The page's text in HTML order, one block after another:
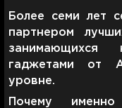
Более семи лет
партнером
гаджетами от
уровне.
Почему